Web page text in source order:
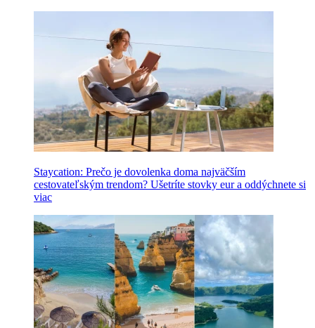
Staycation: Prečo je dovolenka doma najväčším
cestovateľským trendom? Ušetríte stovky eur a oddýchnete si
viac